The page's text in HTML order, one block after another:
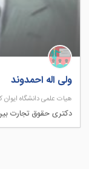
ولی اله احمدوند
هیات علمی دانشگاه ایوان
دکتری حقوق تجارت